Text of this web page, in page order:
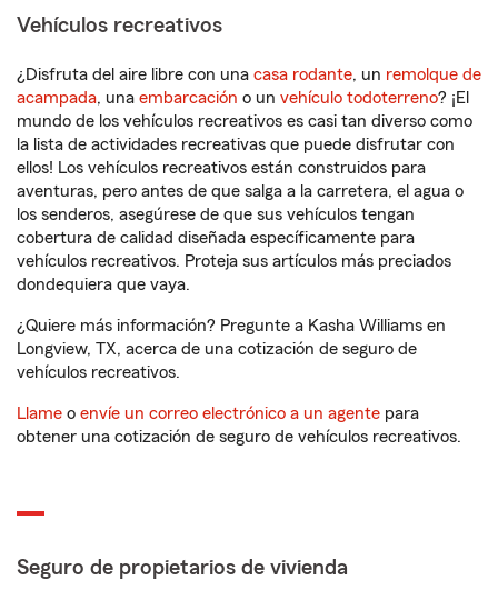
Vehículos recreativos
¿Disfruta del aire libre con una casa rodante, un remolque de
acampada, una embarcación o un vehículo todoterreno? ¡El
mundo de los vehículos recreativos es casi tan diverso como
la lista de actividades recreativas que puede disfrutar con
ellos! Los vehículos recreativos están construidos para
aventuras, pero antes de que salga a la carretera, el agua o
los senderos, asegúrese de que sus vehículos tengan
cobertura de calidad diseñada específicamente para
vehículos recreativos. Proteja sus artículos más preciados
dondequiera que vaya.
¿Quiere más información? Pregunte a Kasha Williams en
Longview, TX, acerca de una cotización de seguro de
vehículos recreativos.
Llame o envíe un correo electrónico a un agente para
obtener una cotización de seguro de vehículos recreativos.
Seguro de propietarios de vivienda